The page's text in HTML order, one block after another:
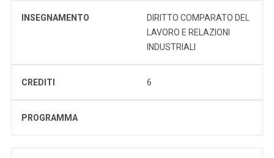
INSEGNAMENTO
DIRITTO COMPARATO DEL
LAVORO E RELAZIONI
INDUSTRIALI
CREDITI 6
PROGRAMMA